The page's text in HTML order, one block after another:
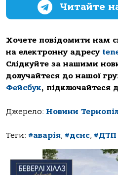
Читайте
Хочете повідомити нам
на електронну адресу
Слідкуйте за нашими
долучайтеся до нашої
Фейсбук, підключайтеся
Джерело: Новини
Теги: #аварія, #дснс, #ДТП